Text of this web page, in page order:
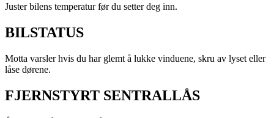
Juster bilens temperatur før du setter deg inn.
BILSTATUS
Motta varsler hvis du har glemt å lukke vinduene, skru av lyset eller
låse dørene.
FJERNSTYRT SENTRALLÅS